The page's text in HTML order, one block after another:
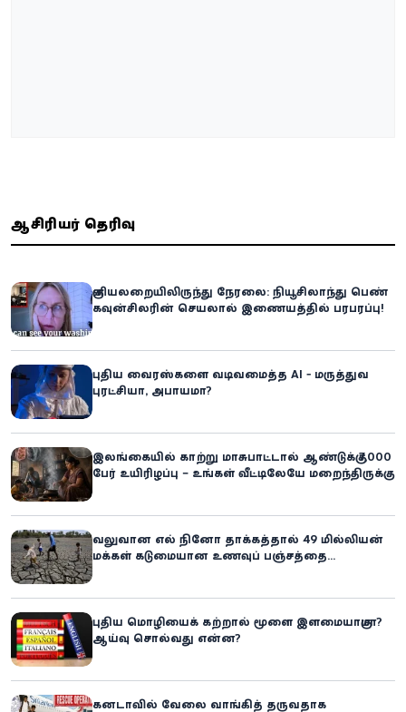
ஆசிரியர் தெரிவு
குளியலறையிலிருந்து நேரலை: நியூசிலாந்து பெண்
கவுன்சிலரின் செயலால் இணையத்தில் பரபரப்பு!
புதிய வைரஸ்களை வடிவமைத்த AI - மருத்துவ
புரட்சியா, அபாயமா?
இலங்கையில் காற்று மாசுபாட்டால் ஆண்டுக்கு 7,000
பேர் உயிரிழப்பு – உங்கள் வீட்டிலேயே மறைந்திருக்கும்
வலுவான எல் நினோ தாக்கத்தால் 49 மில்லியன்
மக்கள் கடுமையான உணவுப் பஞ்சத்தை
புதிய மொழியைக் கற்றால் மூளை இளமையாகுமா?
ஆய்வு சொல்வது என்ன?
கனடாவில் வேலை வாங்கித் தருவதாக